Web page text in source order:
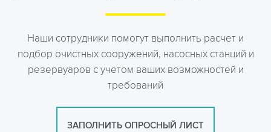
Наши сотрудники помогут выполнить расчет и
подбор очистных сооружений, насосных станций и
резервуаров с учетом ваших возможностей и
требований
ЗАПОЛНИТЬ ОПРОСНЫЙ ЛИСТ